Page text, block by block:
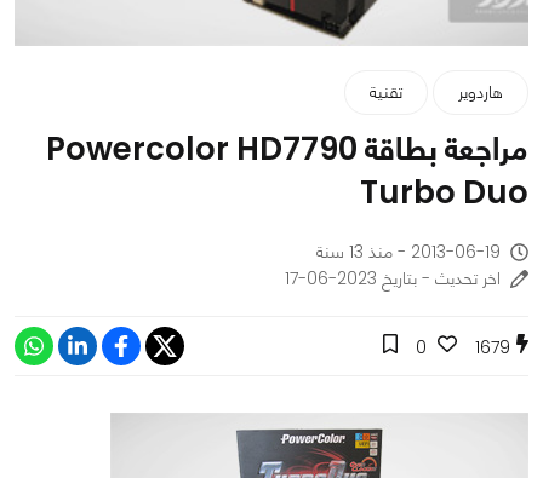
هاردوير تقنية
مراجعة بطاقة Powercolor HD7790
Turbo Duo
2013-06-19 - منذ 13 سنة
اخر تحديث - بتاريخ 2023-06-17
1679
0